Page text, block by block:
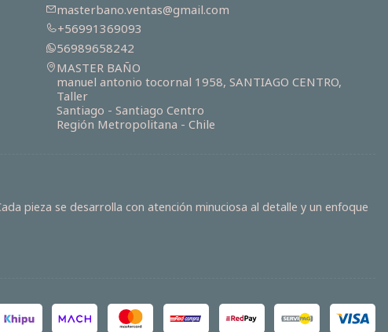
masterbano.ventas@gmail.com
+56991369093
56989658242
MASTER BAÑO
manuel antonio tocornal 1958, SANTIAGO CENTRO,
Taller
Santiago - Santiago Centro
Región Metropolitana - Chile
pieza se desarrolla con atención minuciosa al detalle y un enfoque